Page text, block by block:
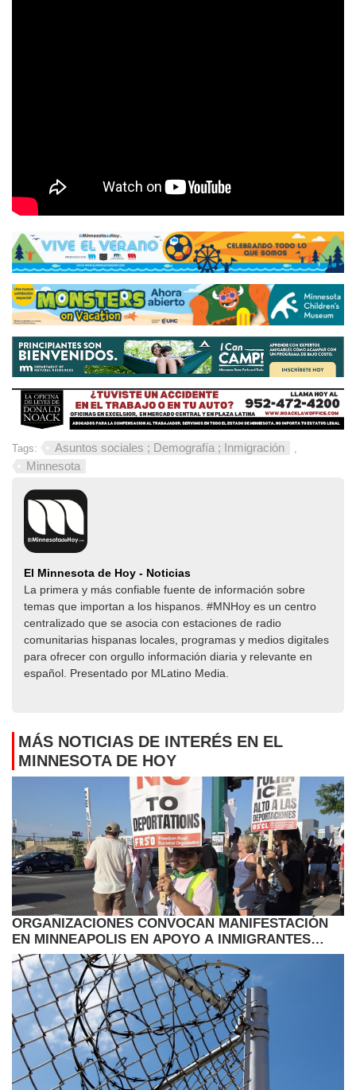
Tags: Asuntos sociales ; Demografía ; Inmigración
Minnesota
El Minnesota de Hoy - Noticias
La primera y más confiable fuente de información sobre
temas que importan a los hispanos. #MNHoy es un centro
centralizado que se asocia con estaciones de radio
comunitarias hispanas locales, programas y medios digitales
para ofrecer con orgullo información diaria y relevante en
español. Presentado por MLatino Media.
MÁS NOTICIAS DE INTERÉS EN EL
MINNESOTA DE HOY
ORGANIZACIONES CONVOCAN MANIFESTACIÓN
EN MINNEAPOLIS EN APOYO A INMIGRANTES
HAITIANOS CON TPS